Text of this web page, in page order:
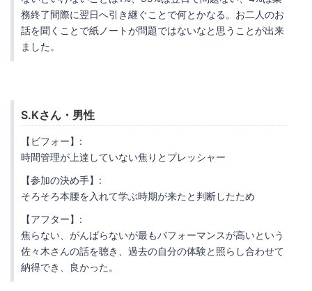
務終了間際に翌日へ引き継ぐことで何とかなる。お二人のお
話を聞くことで紙ノートが問題ではないなと思うことが出来
ました。
S.Kさん・男性
【ビフォー】:
時間管理が上達していない焦りとプレッシャー
【参加の決め手】:
そろそろ本腰を入れて学ぶ時期が来たと判断したため
【アフター】:
焦らない、がんばらないが最もパフォーマンスが高いという
佐々木さんの話を聴き、過去の自分の体験と照らし合わせて
納得でき、良かった。